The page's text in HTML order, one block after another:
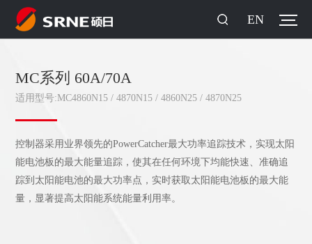
EN
MC系列 60A/70A
适用型号:MC4860N15 / 4870N15 / 4860N25 / 4870N25
控制器采用业界领先的PowerCatcher最大功率追踪技术，实现太阳
能电池板的最大能量追踪，使其在任何环境下均能快速、准确追
踪到太阳能电池的最大功率点，实时获取太阳能电池板的最大能
量，显著提高太阳能系统能量利用率。